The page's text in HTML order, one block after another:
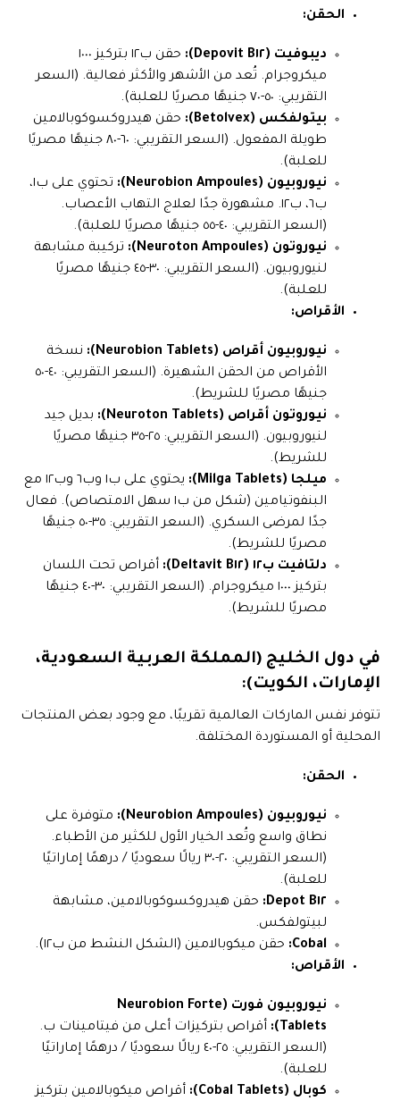
الحقن:
ديبوفيت (Depovit B١٢):
حقن ب١٢ بتركيز ١٠٠٠
ميكروجرام. تُعد من الأشهر والأكثر فعالية. (السعر
التقريبي: ٥٠-٧٠ جنيهًا مصريًا للعلبة).
بيتولفكس (Betolvex):
حقن هيدروكسوكوبالامين
طويلة المفعول. (السعر التقريبي: ٦٠-٨٠ جنيهًا مصريًا
للعلبة).
نيوروبيون (Neurobion Ampoules):
تحتوي على ب١،
ب٦، ب١٢. مشهورة جدًا لعلاج التهاب الأعصاب.
(السعر التقريبي: ٤٠-٥٥ جنيهًا مصريًا للعلبة).
نيوروتون (Neuroton Ampoules):
تركيبة مشابهة
لنيوروبيون. (السعر التقريبي: ٣٠-٤٥ جنيهًا مصريًا
للعلبة).
الأقراص:
نيوروبيون أقراص (Neurobion Tablets):
نسخة
الأقراص من الحقن الشهيرة. (السعر التقريبي: ٤٠-٥٠
جنيهًا مصريًا للشريط).
نيوروتون أقراص (Neuroton Tablets):
بديل جيد
لنيوروبيون. (السعر التقريبي: ٢٥-٣٥ جنيهًا مصريًا
للشريط).
ميلجا (Milga Tablets):
يحتوي على ب١ وب٦ وب١٢ مع
البنفوتيامين (شكل من ب١ سهل الامتصاص). فعال
جدًا لمرضى السكري. (السعر التقريبي: ٣٥-٥٠ جنيهًا
مصريًا للشريط).
دلتافيت ب١٢ (Deltavit B١٢):
أقراص تحت اللسان
بتركيز ١٠٠٠ ميكروجرام. (السعر التقريبي: ٣٠-٤٠ جنيهًا
مصريًا للشريط).
في دول الخليج (المملكة العربية السعودية،
الإمارات، الكويت):
تتوفر نفس الماركات العالمية تقريبًا، مع وجود بعض المنتجات
المحلية أو المستوردة المختلفة.
الحقن:
نيوروبيون (Neurobion Ampoules):
متوفرة على
نطاق واسع وتُعد الخيار الأول للكثير من الأطباء.
(السعر التقريبي: ٢٠-٣٠ ريالًا سعوديًا / درهمًا إماراتيًا
للعلبة).
B١٢ Depot:
حقن هيدروكسوكوبالامين، مشابهة
لبيتولفكس.
Cobal:
حقن ميكوبالامين (الشكل النشط من ب١٢).
الأقراص:
نيوروبيون فورت (Neurobion Forte
Tablets):
أقراص بتركيزات أعلى من فيتامينات ب.
(السعر التقريبي: ٢٥-٤٠ ريالًا سعوديًا / درهمًا إماراتيًا
للعلبة).
كوبال (Cobal Tablets):
أقراص ميكوبالامين بتركيز